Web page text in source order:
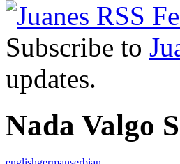
Subscribe to
updates.
Nada Valgo